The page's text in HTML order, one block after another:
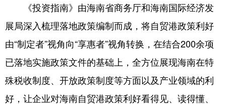
《投资指南》由海南省商务厅和海南国际经济发
展局深入梳理落地政策编制而成，将自贸港政策利好
由“制定者”视角向“享惠者”视角转换，在结合200余项
已落地实施政策文件的基础上，全方位展现海南在特
殊税收制度、开放政策制度等方面以及产业领域的利
好，让企业对海南自贸港政策利好看得见、读得懂、